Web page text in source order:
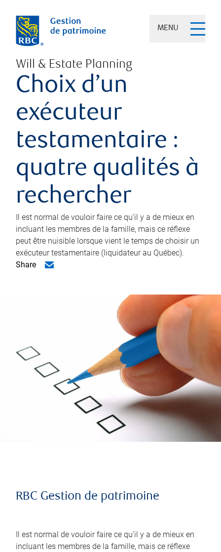
MENU
Will & Estate Planning
Choix d’un
exécuteur
testamentaire :
quatre qualités à
rechercher
Il est normal de vouloir faire ce qu’il y a de mieux en
incluant les membres de la famille, mais ce réflexe
peut être nuisible lorsque vient le temps de choisir un
exécuteur testamentaire (liquidateur au Québec).
Share
RBC Gestion de patrimoine
Il est normal de vouloir faire ce qu’il y a de mieux en
incluant les membres de la famille, mais ce réflexe